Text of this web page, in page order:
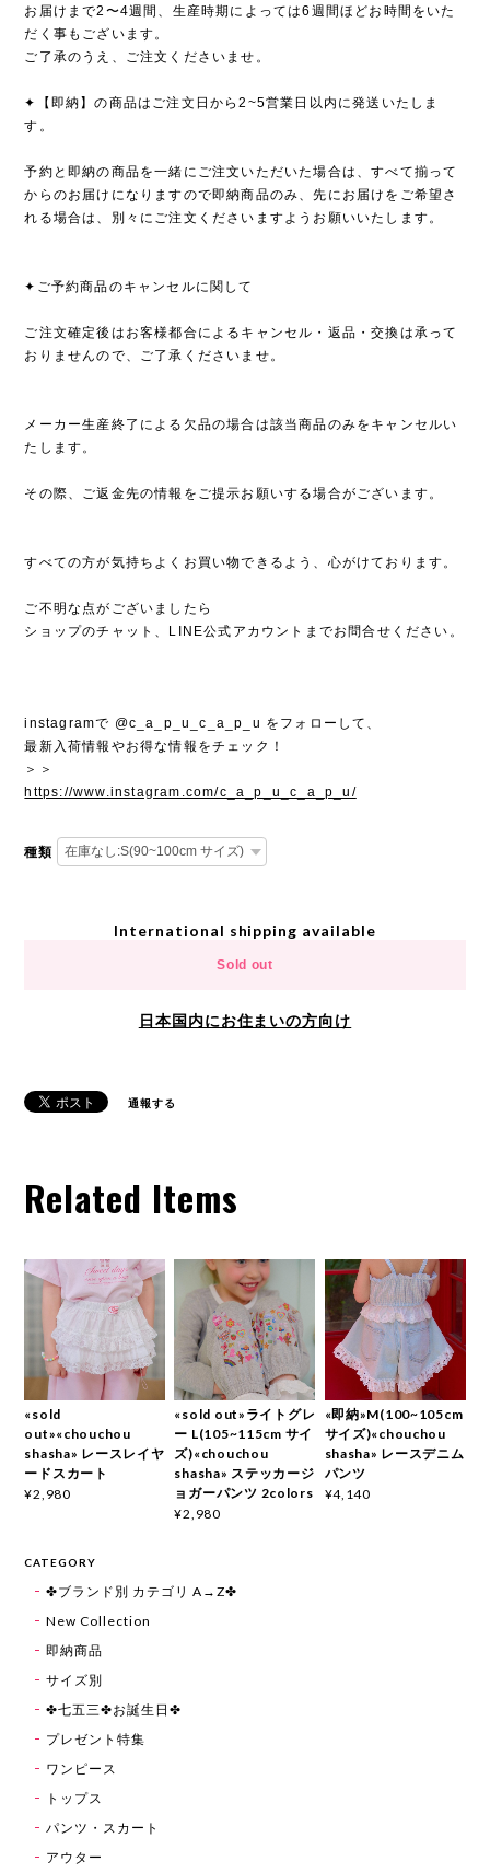
お届けまで2〜4週間、生産時期によっては6週間ほどお時間をいた
だく事もございます。
ご了承のうえ、ご注文くださいませ。
✦【即納】の商品はご注文日から2~5営業日以内に発送いたしま
す。
予約と即納の商品を一緒にご注文いただいた場合は、すべて揃って
からのお届けになりますので即納商品のみ、先にお届けをご希望さ
れる場合は、別々にご注文くださいますようお願いいたします。
✦ご予約商品のキャンセルに関して
ご注文確定後はお客様都合によるキャンセル・返品・交換は承って
おりませんので、ご了承くださいませ。
メーカー生産終了による欠品の場合は該当商品のみをキャンセルい
たします。
その際、ご返金先の情報をご提示お願いする場合がございます。
すべての方が気持ちよくお買い物できるよう、心がけております。
ご不明な点がございましたら
ショップのチャット、LINE公式アカウントまでお問合せください。
instagramで @c_a_p_u_c_a_p_u をフォローして、
最新入荷情報やお得な情報をチェック！
＞＞
https://www.instagram.com/c_a_p_u_c_a_p_u/
種類
International shipping available
Sold out
日本国内にお住まいの方向け
通報する
Related Items
«sold
out»«chouchou
shasha» レースレイヤ
ードスカート
¥2,980
«sold out»ライトグレ
ー L(105~115cm サイ
ズ)«chouchou
shasha» ステッカージ
ョガーパンツ 2colors
¥2,980
«即納»M(100~105cm
サイズ)«chouchou
shasha» レースデニム
パンツ
¥4,140
CATEGORY
✤ブランド別 カテゴリ A→Z✤
New Collection
即納商品
サイズ別
✤七五三✤お誕生日✤
プレゼント特集
ワンピース
トップス
パンツ・スカート
アウター